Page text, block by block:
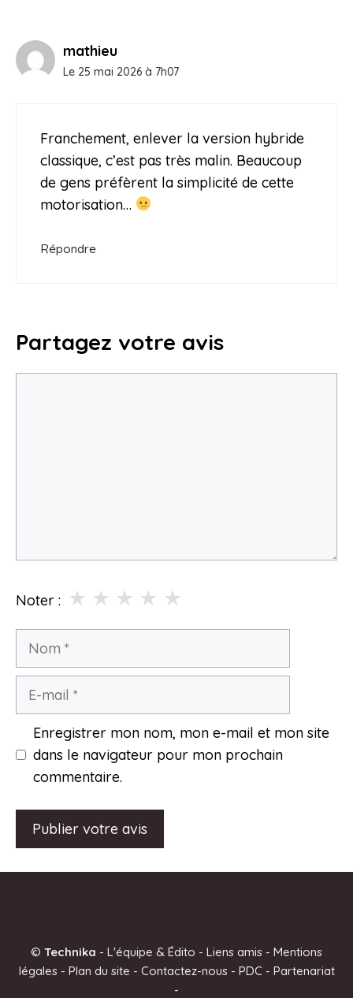
mathieu
Le 25 mai 2026 à 7h07
Franchement, enlever la version hybride
classique, c’est pas très malin. Beaucoup
de gens préfèrent la simplicité de cette
motorisation…
Répondre
Partagez votre avis
Noter : ★
★
★
★
★
Nom
Enregistrer mon nom, mon e-mail et mon site
dans le navigateur pour mon prochain
commentaire.
n
© Technika - L'équipe & Édito - Liens amis - Mentions
légales- Plan du site - Contactez-nous- PDC - Partenariat
-